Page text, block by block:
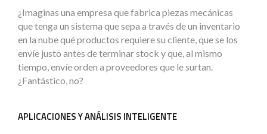
¿Imaginas una empresa que fabrica piezas mecánicas
que tenga un sistema que sepa a través de un inventario
en la nube qué productos requiere su cliente, que se los
envíe justo antes de terminar stock y que, al mismo
tiempo, envíe orden a proveedores que le surtan.
¿Fantástico, no?
APLICACIONES Y ANÁLISIS INTELIGENTE